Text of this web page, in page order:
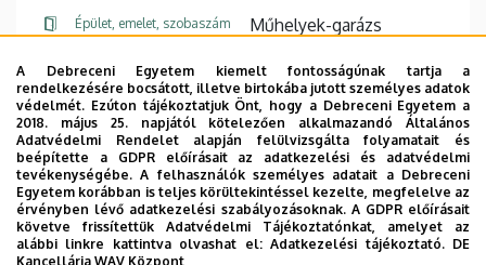
Épület, emelet, szobaszám Műhelyek-garázs
Oldalszámozás
Jelenlegi
oldal
1
Oldal
2
Oldal
3
Oldal
4
Következő
oldal
›
Utolsó
oldal
»
A Debreceni Egyetem kiemelt fontosságúnak tartja a
rendelkezésére bocsátott, illetve birtokába jutott személyes adatok
védelmét. Ezúton tájékoztatjuk Önt, hogy a Debreceni Egyetem a
2018. május 25. napjától kötelezően alkalmazandó Általános
Adatvédelmi Rendelet alapján felülvizsgálta folyamatait és
beépítette a GDPR előírásait az adatkezelési és adatvédelmi
tevékenységébe. A felhasználók személyes adatait a Debreceni
Egyetem korábban is teljes körültekintéssel kezelte, megfelelve az
érvényben lévő adatkezelési szabályozásoknak. A GDPR előírásait
követve frissítettük Adatvédelmi Tájékoztatónkat, amelyet az
alábbi linkre kattintva olvashat el:Adatkezelési tájékoztató. DE
Kancellária WAV Központ